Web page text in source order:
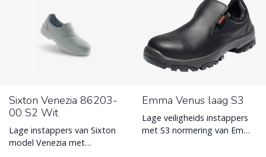
Sixton Venezia 86203-
00 S2 Wit
Lage instappers van Sixton
model Venezia met
Emma Venus laag S3
Lage veiligheids instappers
met S3 normering van Emma